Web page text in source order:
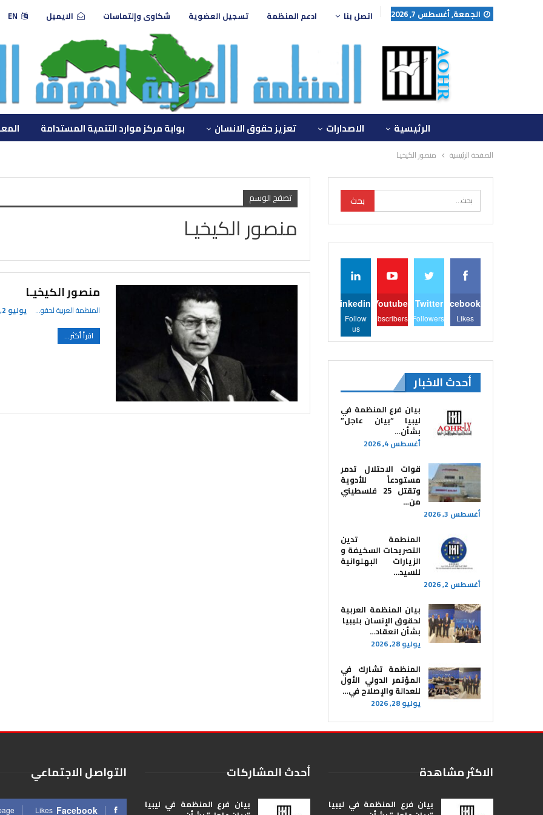
الجمعة, أغسطس 7, 2026 اتصل بنا ادعم المنظمة تسجيل العضوية شكاوى وإلتماسات الايميل EN
الرئيسية الاصدارات تعزيز حقوق الانسان بوابة مركز موارد التنمية المستدامة
الصفحة الرئيسية منصور الكيخيـا
تصفح الوسم
منصور الكيخيـا
منصور الكيخيـا
المنظمة العربية لحقوق الإنسان
يوليو 2, 2024
اقرأ أكثر...
Facebook
Likes
Twitter
Followers
Youtube
Subscribers
Linkedin
Follow
us
أحدث الاخبار
بيان فرع المنظمة في
ليبيا “بيان عاجل”
بشأن…
أغسطس 4, 2026
قوات الاحتلال تدمر
مستودعاً للأدوية
وتقتل 25 فلسطيني
من…
أغسطس 3, 2026
المنطمة تدين
التصريحات السخيفة و
الزيارات البهلوانية
للسيد…
أغسطس 2, 2026
بيان المنظمة العربية
لحقوق الإنسان بليبيا ​
بشأن انعقاد…
يوليو 28, 2026
المنظمة تشارك في
المؤتمر الدولي الأول
للعدالة والإصلاح في…
يوليو 28, 2026
الاكثر مشاهدة
بيان فرع المنظمة في ليبيا
أحدث المشاركات
بيان فرع المنظمة في ليبيا
التواصل الاجتماعي
Facebook
Likes